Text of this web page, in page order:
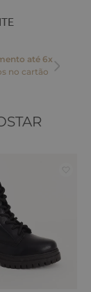
até 6x
no cartão